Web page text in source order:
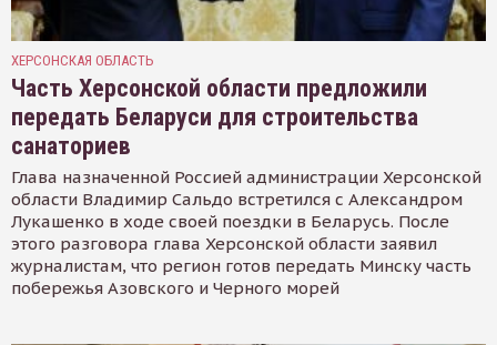
ХЕРСОНСКАЯ ОБЛАСТЬ
Часть Херсонской области предложили
передать Беларуси для строительства
санаториев
Глава назначенной Россией администрации Херсонской
области Владимир Сальдо встретился с Александром
Лукашенко в ходе своей поездки в Беларусь. После
этого разговора глава Херсонской области заявил
журналистам, что регион готов передать Минску часть
побережья Азовского и Черного морей